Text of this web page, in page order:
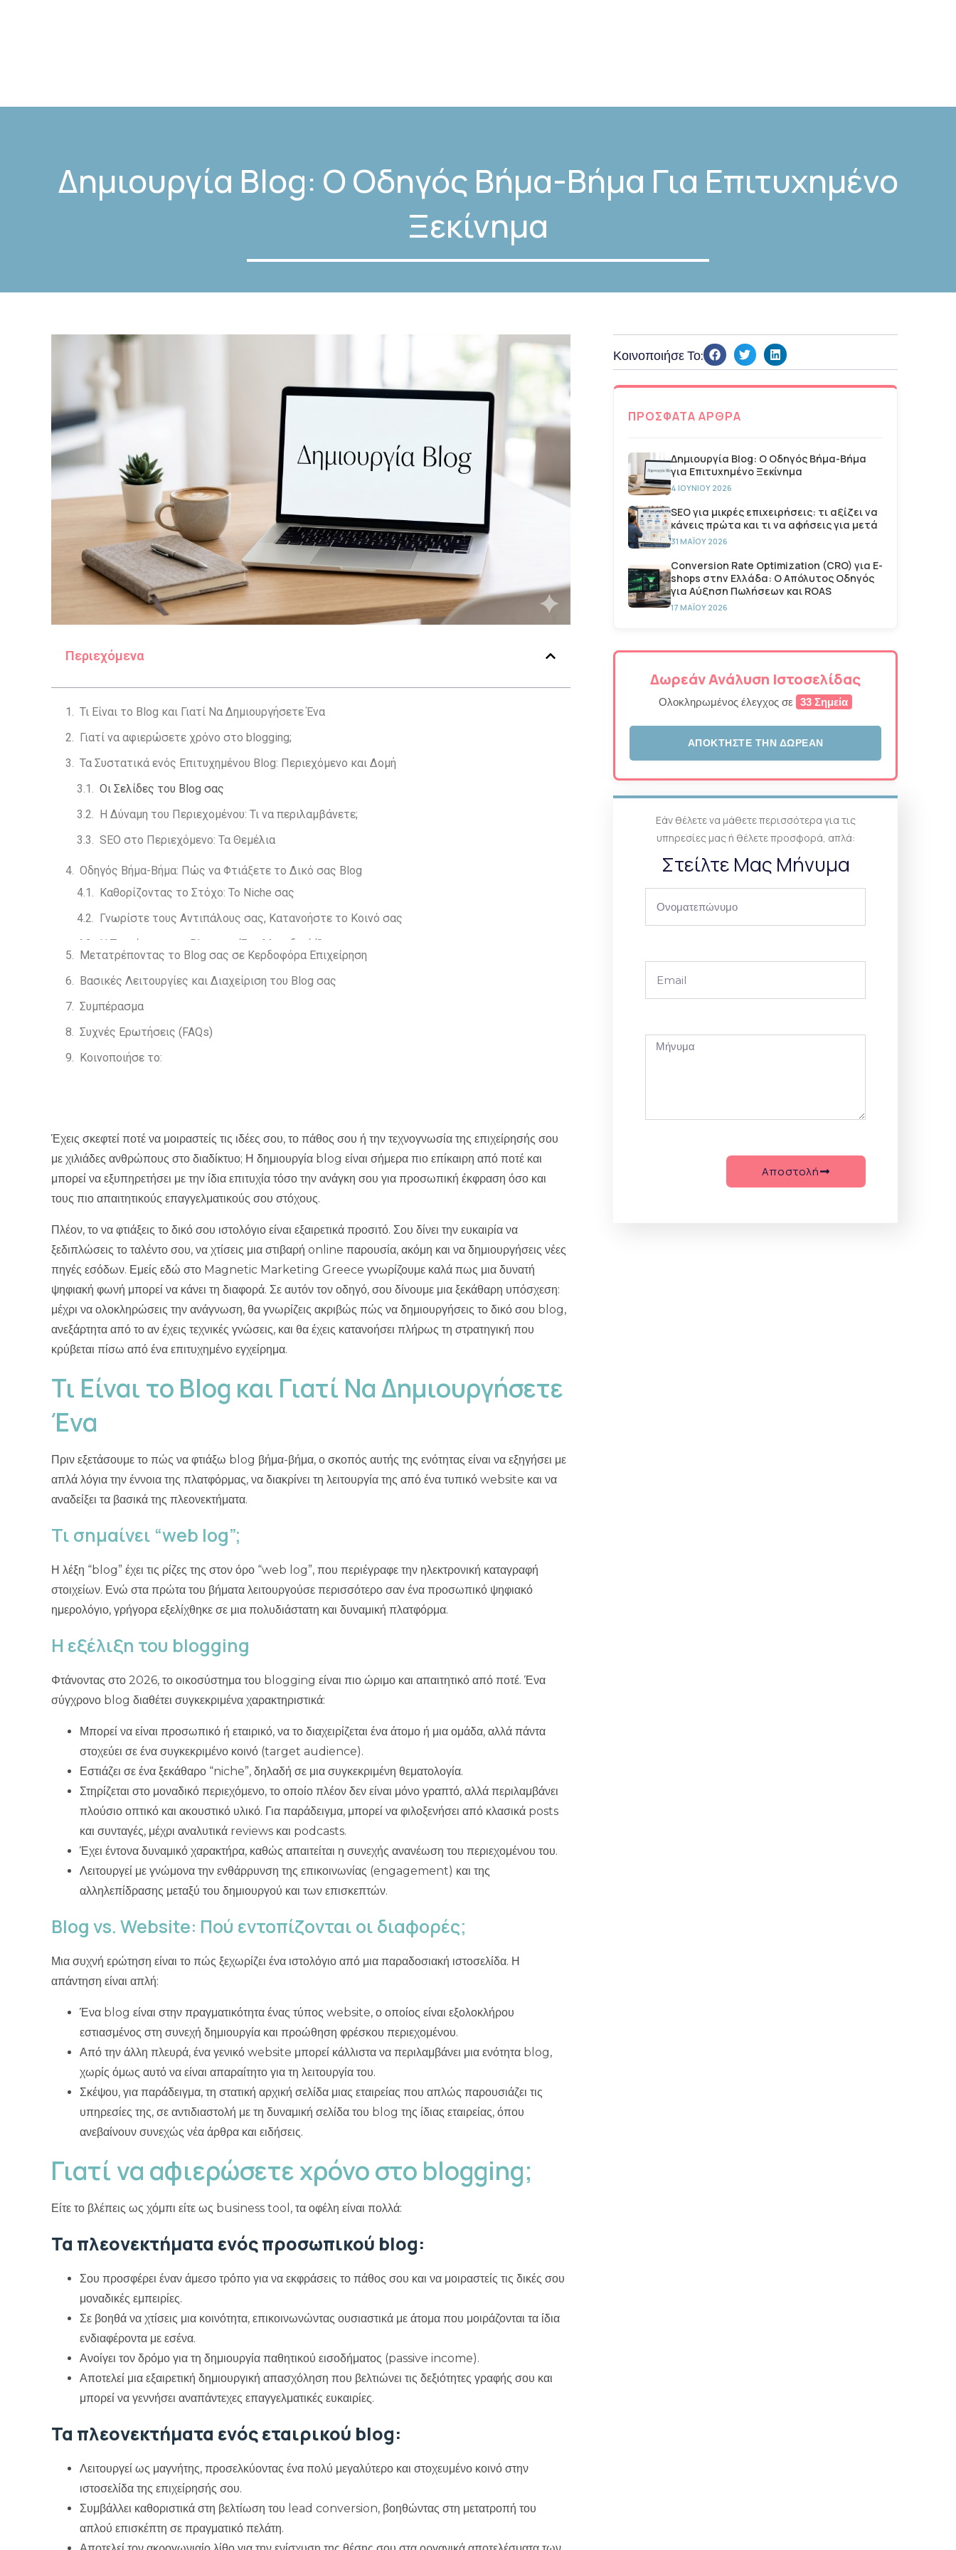
Δημιουργία Blog: Ο Οδηγός Βήμα-Βήμα Για Επιτυχημένο
Ξεκίνημα
Περιεχόμενα
Τι Είναι το Blog και Γιατί Να Δημιουργήσετε Ένα
Γιατί να αφιερώσετε χρόνο στο blogging;
Τα Συστατικά ενός Επιτυχημένου Blog: Περιεχόμενο και Δομή
Οι Σελίδες του Blog σας
Η Δύναμη του Περιεχομένου: Τι να περιλαμβάνετε;
SEO στο Περιεχόμενο: Τα Θεμέλια
Οδηγός Βήμα-Βήμα: Πώς να Φτιάξετε το Δικό σας Blog
Μετατρέποντας το Blog σας σε Κερδοφόρα Επιχείρηση
Βασικές Λειτουργίες και Διαχείριση του Blog σας
Συμπέρασμα
Συχνές Ερωτήσεις (FAQs)
Κοινοποιήσε το:
τους πιο απαιτητικούς επαγγελματικούς σου στόχους.
Πλέον, το να φτιάξεις το δικό σου ιστολόγιο είναι εξαιρετικά προσιτό
. Σου δίνει την ευκαιρία να
ξεδιπλώσεις το ταλέντο σου, να χτίσεις μια στιβαρή online παρουσία, ακόμη και να δημιουργήσεις νέες
ψηφιακή φωνή μπορεί να κάνει τη διαφορά. Σε αυτόν τον οδηγό, σου δίνουμε μια ξεκάθαρη υπόσχεση:
μέχρι να ολοκληρώσεις την ανάγνωση, θα γνωρίζεις ακριβώς πώς να δημιουργήσεις το δικό σου blog,
ανεξάρτητα από το αν έχεις τεχνικές γνώσεις, και θα έχεις κατανοήσει πλήρως τη στρατηγική που
κρύβεται πίσω από ένα επιτυχημένο εγχείρημα.
Τι Είναι το Blog και Γιατί Να Δημιουργήσετε
Ένα
Πριν εξετάσουμε το πώς να φτιάξω blog βήμα-βήμα, ο σκοπός αυτής της ενότητας είναι να εξηγήσει με
απλά λόγια την έννοια της πλατφόρμας, να διακρίνει τη λειτουργία της από ένα τυπικό website και να
Τι σημαίνει “web log”;
στοιχείων . Ενώ στα πρώτα του βήματα λειτουργούσε περισσότερο σαν ένα προσωπικό ψηφιακό
Η εξέλιξη του blogging
σύγχρονο blog διαθέτει συγκεκριμένα χαρακτηριστικά:
Μπορεί να είναι προσωπικό ή εταιρικό, να το διαχειρίζεται ένα άτομο ή μια ομάδα, αλλά πάντα
στοχεύει σε ένα συγκεκριμένο κοινό (target audience).
Στηρίζεται στο μοναδικό περιεχόμενο, το οποίο πλέον δεν είναι μόνο γραπτό, αλλά περιλαμβάνει
πλούσιο οπτικό και ακουστικό υλικό. Για παράδειγμα, μπορεί να φιλοξενήσει από κλασικά posts
και συνταγές, μέχρι αναλυτικά reviews και podcasts.
Έχει έντονα δυναμικό χαρακτήρα, καθώς απαιτείται η συνεχής ανανέωση του περιεχομένου του.
Λειτουργεί με γνώμονα την ενθάρρυνση της επικοινωνίας (engagement) και της
αλληλεπίδρασης μεταξύ του δημιουργού και των επισκεπτών.
Blog vs. Website: Πού εντοπίζονται οι διαφορές;
απάντηση είναι απλή:
Ένα blog είναι στην πραγματικότητα ένας τύπος website, ο οποίος είναι εξολοκλήρου
εστιασμένος στη συνεχή δημιουργία και προώθηση φρέσκου περιεχομένου.
χωρίς όμως αυτό να είναι απαραίτητο για τη λειτουργία του.
Σκέψου, για παράδειγμα, τη στατική αρχική σελίδα μιας εταιρείας που απλώς παρουσιάζει τις
υπηρεσίες της, σε αντιδιαστολή με τη δυναμική σελίδα του blog της ίδιας εταιρείας, όπου
ανεβαίνουν συνεχώς νέα άρθρα και ειδήσεις.
Γιατί να αφιερώσετε χρόνο στο blogging;
Τα πλεονεκτήματα ενός προσωπικού blog:
μοναδικές εμπειρίες.
ενδιαφέροντα με εσένα.
Ανοίγει τον δρόμο για τη δημιουργία παθητικού εισοδήματος (passive income).
Αποτελεί μια εξαιρετική δημιουργική απασχόληση που βελτιώνει τις δεξιότητες γραφής σου και
μπορεί να γεννήσει αναπάντεχες επαγγελματικές ευκαιρίες.
Τα πλεονεκτήματα ενός εταιρικού blog:
ιστοσελίδα της επιχείρησής σου.
απλού επισκέπτη σε πραγματικό πελάτη.
Αποτελεί τον ακρογωνιαίο λίθο για την ενίσχυση της θέσης σου στα οργανικά αποτελέσματα των
μηχανών αναζήτησης (SEO).
Σου δίνει το τέλειο βήμα για τον μοιρασμό εταιρικών ειδήσεων, ερευνών και case studies.
Κοινοποιήσε Το:
ΠΡΟΣΦΑΤΑ ΑΡΘΡΑ
Δημιουργία Blog: Ο Οδηγός Βήμα-Βήμα
για Επιτυχημένο Ξεκίνημα
4 ΙΟΥΝΊΟΥ 2026
SEO για μικρές επιχειρήσεις: τι αξίζει να
κάνεις πρώτα και τι να αφήσεις για μετά
31 ΜΑΪ́ΟΥ 2026
Conversion Rate Optimization (CRO) για E-
shops στην Ελλάδα: Ο Απόλυτος Οδηγός
για Αύξηση Πωλήσεων και ROAS
17 ΜΑΪ́ΟΥ 2026
Δωρεάν Ανάλυση Ιστοσελίδας
Ολοκληρωμένος έλεγχος σε 33 Σημεία
ΑΠΟΚΤΉΣΤΕ ΤΗΝ ΔΩΡΕΆΝ
Εάν θέλετε να μάθετε περισσότερα για τις
υπηρεσίες μας ή θέλετε προσφορά, απλά:
Στείλτε Μας Μήνυμα
Αποστολή